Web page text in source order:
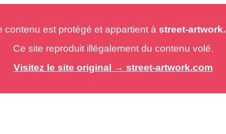
est protégé et appartient à street-
Ce site reproduit illégalement du contenu volé.
Visitez le site original → street-artwork.com